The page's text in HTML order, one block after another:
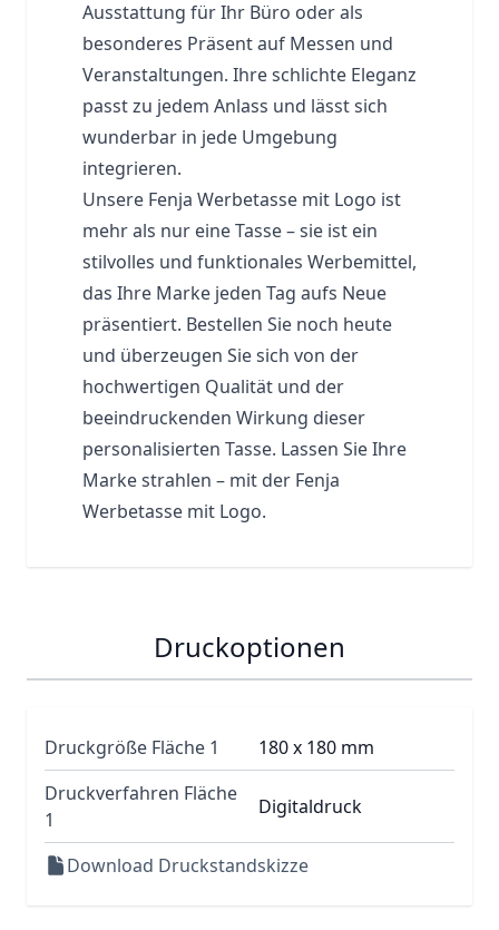
Ausstattung für Ihr Büro oder als
besonderes Präsent auf Messen und
Veranstaltungen. Ihre schlichte Eleganz
passt zu jedem Anlass und lässt sich
wunderbar in jede Umgebung
integrieren.
Unsere Fenja Werbetasse mit Logo ist
mehr als nur eine Tasse – sie ist ein
stilvolles und funktionales Werbemittel,
das Ihre Marke jeden Tag aufs Neue
präsentiert. Bestellen Sie noch heute
und überzeugen Sie sich von der
hochwertigen Qualität und der
beeindruckenden Wirkung dieser
personalisierten Tasse. Lassen Sie Ihre
Marke strahlen – mit der Fenja
Werbetasse mit Logo.
Druckoptionen
Druckgröße Fläche 1
180 x 180 mm
Druckverfahren Fläche
1
Digitaldruck
Download Druckstandskizze